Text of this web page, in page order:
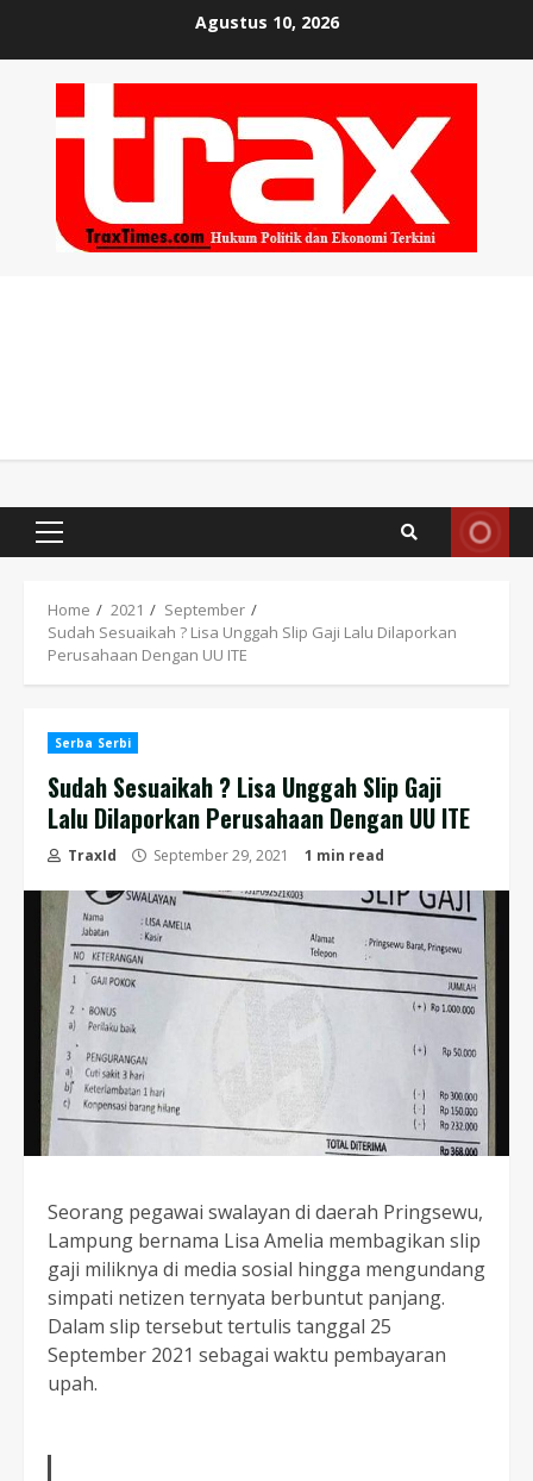
Agustus 10, 2026
Primary
Home 2021
September
Sudah Sesuaikah ? Lisa Unggah Slip Gaji Lalu Dilaporkan
Perusahaan Dengan UU ITE
Serba Serbi
Sudah Sesuaikah ? Lisa Unggah Slip Gaji
Lalu Dilaporkan Perusahaan Dengan UU ITE
TraxId September 29, 2021 1 min read
Seorang pegawai swalayan di daerah Pringsewu,
Lampung bernama Lisa Amelia membagikan slip
gaji miliknya di media sosial hingga mengundang
simpati netizen ternyata berbuntut panjang.
Dalam slip tersebut tertulis tanggal 25
September 2021 sebagai waktu pembayaran
upah.